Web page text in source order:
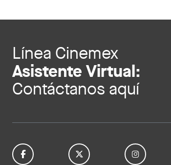
Línea Cinemex
Asistente Virtual:
Contáctanos aquí